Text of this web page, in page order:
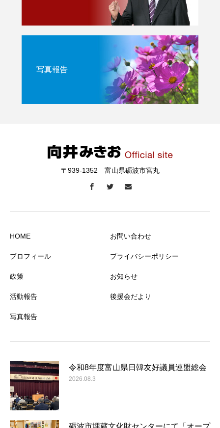
写真報告
〒939-1352 富山県砺波市宮丸
HOME
プロフィール
政策
活動報告
写真報告
お問い合わせ
プライバシーポリシー
お知らせ
後援会だより
令和8年度富山県日韓友好議員連盟総会
2026.08.3
砺波市埋蔵文化財センターにて「オープ